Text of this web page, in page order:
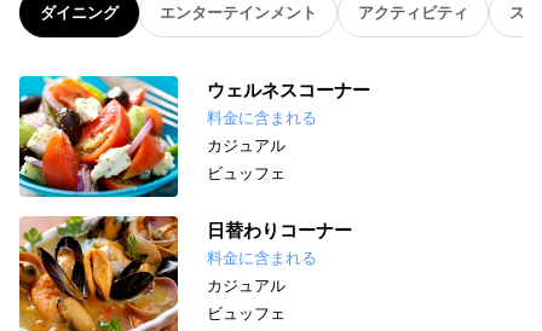
ダイニング エンターテインメント アクティビティ ス
ウェルネスコーナー
料金に含まれる
カジュアル
ビュッフェ
日替わりコーナー
料金に含まれる
カジュアル
ビュッフェ